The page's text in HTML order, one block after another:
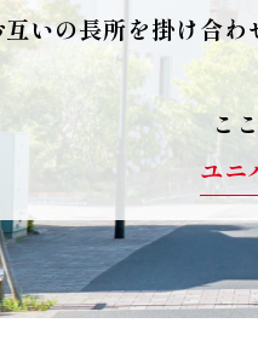
互いの長所を掛け合
こ
ユニ